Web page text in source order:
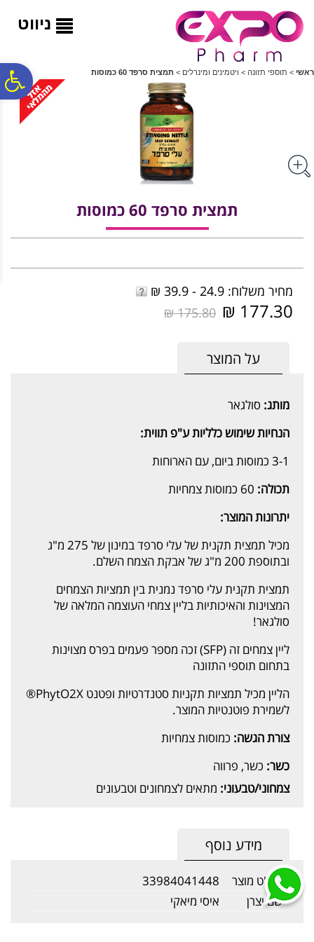
ניווט
ראשי > תוספי תזונה > ויטמינים ומינרלים > תמצית סרפד 60 כמוסות
תמצית סרפד 60 כמוסות
מחיר משלוח: 24.9 - 39.9 ₪
177.30 ₪
175.80 ₪
על המוצר
מותג: סולגאר
הנחיות שימוש כלליות ע"פ תווית:
3-1 כמוסות ביום, עם הארוחות
תכולה:
יתרונות המוצר:
מכיל תמצית תקנית של עלי סרפד במינון של 275 מ"ג
ובתוספת 200 מ"ג של אבקת הצמח השלם.
תמצית תקנית עלי סרפד נמנית בין תמציות הצמחים
המצוינות והאיכותיות בליין צמחי העוצמה המלאה של
סולגאר!
ליין צמחים זה (SFP) זכה מספר פעמים בפרס מצוינות
בתחום תוספי התזונה
הליין מכיל תמציות תקניות סטנדרטיות ופטנט PhytO2X®
לשמירת פוטנטיות המוצר.
צורת הגשה: כמוסות צמחיות
כשר: כשר, פרווה
צמחוני/טבעוני: מתאים לצמחונים וטבעונים
מידע נוסף
מק"ט מוצר
33984041448
שם יצרן
איסי מיאקי